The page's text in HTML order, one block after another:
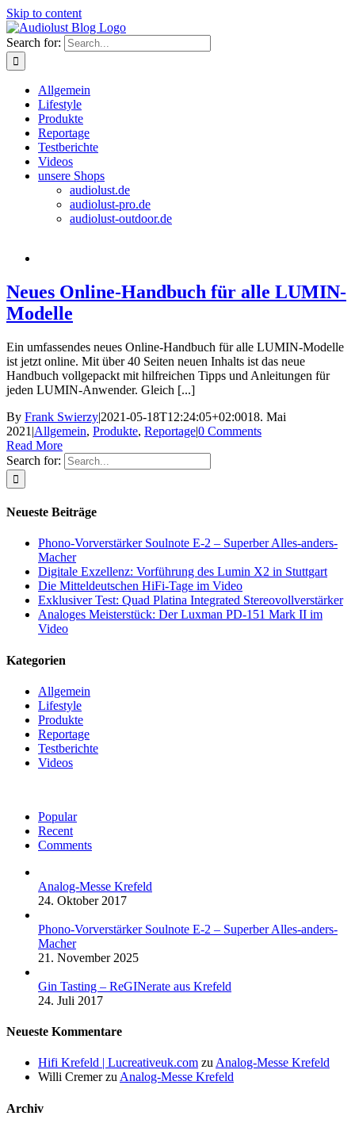
Skip to content
Search for:
Allgemein
Lifestyle
Produkte
Reportage
Testberichte
Videos
unsere Shops
audiolust.de
audiolust-pro.de
audiolust-outdoor.de
Neues Online-Handbuch für alle LUMIN-
Modelle
Ein umfassendes neues Online-Handbuch für alle LUMIN-Modelle
ist jetzt online. Mit über 40 Seiten neuen Inhalts ist das neue
Handbuch vollgepackt mit hilfreichen Tipps und Anleitungen für
jeden LUMIN-Anwender. Gleich [...]
By Frank Swierzy|2021-05-18T12:24:05+02:0018. Mai
2021 |Allgemein, Produkte, Reportage|0 Comments
Read More
Search for:
Neueste Beiträge
Phono-Vorverstärker Soulnote E-2 – Superber Alles-anders-
Macher
Digitale Exzellenz: Vorführung des Lumin X2 in Stuttgart
Die Mitteldeutschen HiFi-Tage im Video
Exklusiver Test: Quad Platina Integrated Stereovollverstärker
Analoges Meisterstück: Der Luxman PD-151 Mark II im
Video
Kategorien
Allgemein
Lifestyle
Produkte
Reportage
Testberichte
Videos
Popular
Recent
Comments
Analog-Messe Krefeld
24. Oktober 2017
Phono-Vorverstärker Soulnote E-2 – Superber Alles-anders-
Macher
21. November 2025
Gin Tasting – ReGINerate aus Krefeld
24. Juli 2017
Neueste Kommentare
Hifi Krefeld | Lucreativeuk.com zuAnalog-Messe Krefeld
Willi CremerzuAnalog-Messe Krefeld
Archiv